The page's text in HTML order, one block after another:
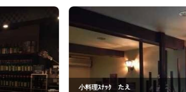
スナック いちご